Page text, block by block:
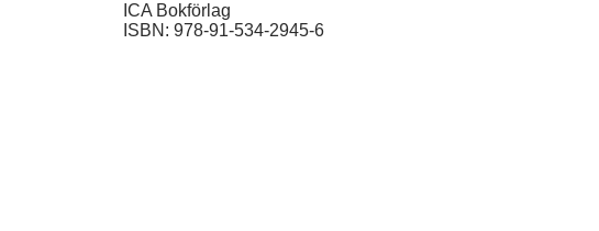
ICA Bokförlag
ISBN: 978-91-534-2945-6